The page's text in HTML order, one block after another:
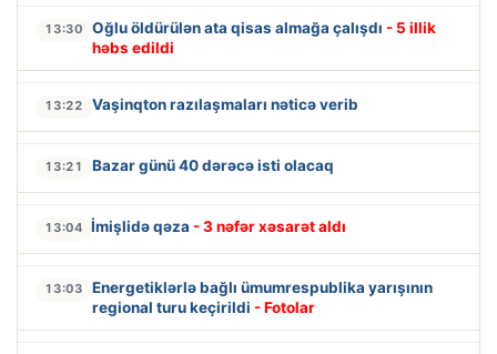
13:30 Oğlu öldürülən ata qisas almağa çalışdı - 5 illik
həbs edildi
13:22 Vaşinqton razılaşmaları nəticə verib
13:21 Bazar günü 40 dərəcə isti olacaq
13:04 İmişlidə qəza - 3 nəfər xəsarət aldı
13:03
Energetiklərlə bağlı ümumrespublika yarışının
regional turu keçirildi - Fotolar